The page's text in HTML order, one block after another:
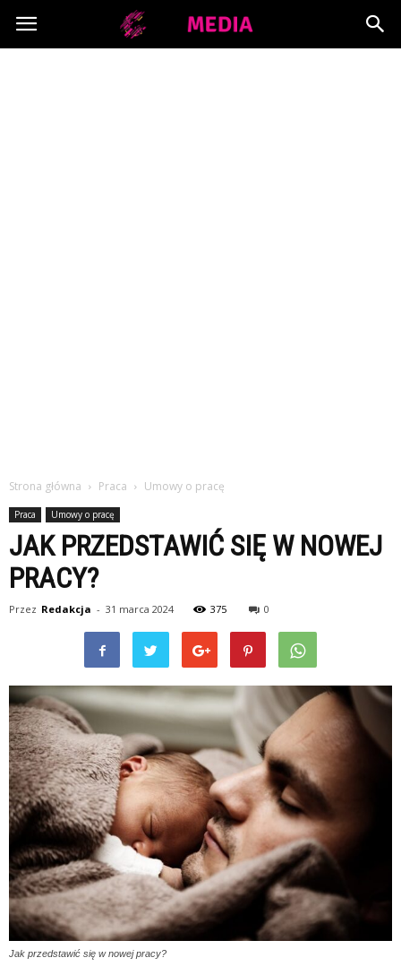
Copymedia.pl
Strona główna Praca Umowy o pracę
Praca Umowy o pracę
JAK PRZEDSTAWIĆ SIĘ W NOWEJ
PRACY?
Przez Redakcja - 31 marca 2024 375 0
Jak przedstawić się w nowej pracy?